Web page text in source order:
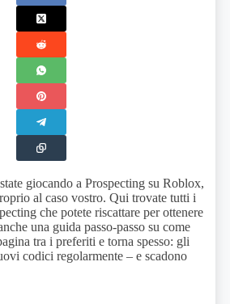
giocando a Prospecting su Roblox,
al caso vostro. Qui trovate tutti i
che potete riscattare per ottenere
una guida passo-passo su come
tra i preferiti e torna spesso: gli
codici regolarmente – e scadono